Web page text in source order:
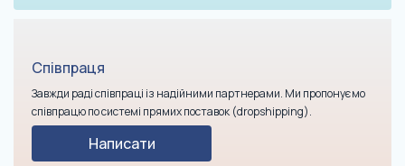
Співпраця
Завжди раді співпраці із надійними партнерами. Ми пропонуємо
співпрацю по системі прямих поставок (dropshipping).
Написати